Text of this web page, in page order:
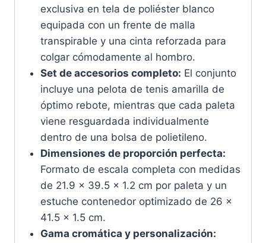
exclusiva en tela de poliéster blanco
equipada con un frente de malla
transpirable y una cinta reforzada para
colgar cómodamente al hombro.
Set de accesorios completo: El conjunto
incluye una pelota de tenis amarilla de
óptimo rebote, mientras que cada paleta
viene resguardada individualmente
dentro de una bolsa de polietileno.
Dimensiones de proporción perfecta:
Formato de escala completa con medidas
de 21.9 x 39.5 x 1.2 cm por paleta y un
estuche contenedor optimizado de 26 x
41.5 x 1.5 cm.
Gama cromática y personalización: